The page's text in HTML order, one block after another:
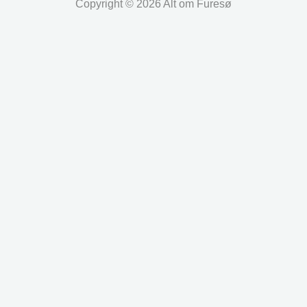
Copyright © 2026 Alt om Furesø